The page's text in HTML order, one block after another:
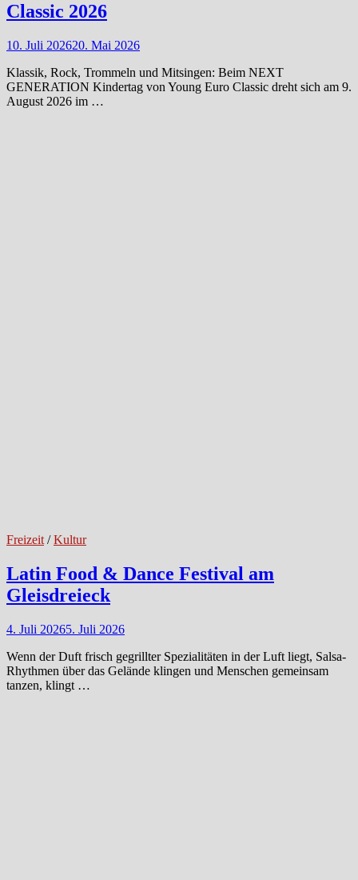
Classic 2026
10. Juli 202620. Mai 2026
Klassik, Rock, Trommeln und Mitsingen: Beim NEXT
GENERATION Kindertag von Young Euro Classic dreht sich am 9.
August 2026 im …
Freizeit /Kultur
Latin Food & Dance Festival am
Gleisdreieck
4. Juli 20265. Juli 2026
Wenn der Duft frisch gegrillter Spezialitäten in der Luft liegt, Salsa-
Rhythmen über das Gelände klingen und Menschen gemeinsam
tanzen, klingt …